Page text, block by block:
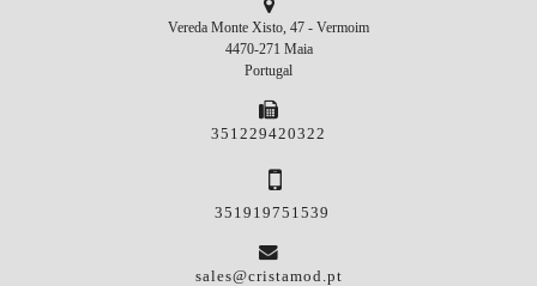
Vereda Monte Xisto, 47 - Vermoim
4470-271 Maia
Portugal
351229420322
351919751539
sales@cristamod.pt